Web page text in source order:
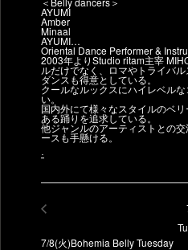
AYUMI
Amber
Minaal
AYUMI…
Oriental Dance Performer &
2003年よりStudio ritam主宰
ルだけでなく、ロマやトライバ
ダンスも得意としている。
クールなルックスにハイレベル
い。
国内外にて様々なスタイルのベ
ある踊りを追求している。
他ジャンルのアーティストとの
ースも手懸ける。
7/8(火)Bohemia Belly Tuesday